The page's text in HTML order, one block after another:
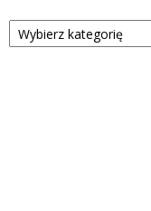
Kategorie